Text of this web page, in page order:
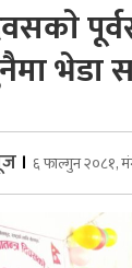
भेडा
। ६ फाल्गुन २०८१,